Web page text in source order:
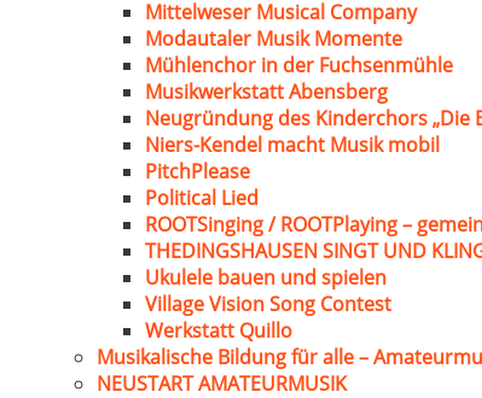
Mittelweser Musical Company
Modautaler Musik Momente
Mühlenchor in der Fuchsenmühle
Musikwerkstatt Abensberg
Neugründung des Kinderchors „Die
Niers-Kendel macht Musik mobil
PitchPlease
Political Lied
ROOTSinging / ROOTPlaying –
THEDINGSHAUSEN SINGT UND
Ukulele bauen und spielen
Village Vision Song Contest
Werkstatt Quillo
Musikalische Bildung für alle –
NEUSTART AMATEURMUSIK